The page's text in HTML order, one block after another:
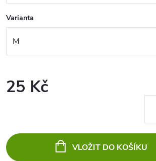
Varianta
25 Kč
VLOŽIT DO KOŠÍKU